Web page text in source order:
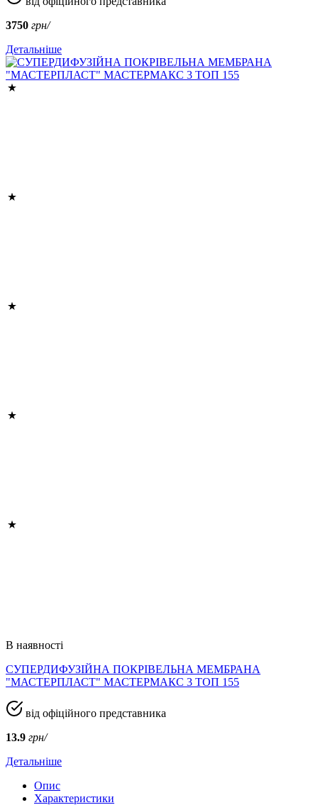
3750 грн/
Детальніше
В наявності
СУПЕРДИФУЗІЙНА ПОКРІВЕЛЬНА МЕМБРАНА
"МАСТЕРПЛАСТ" МАСТЕРМАКС 3 ТОП 155
від офіційного представника
13.9 грн/
Детальніше
Опис
Характеристики